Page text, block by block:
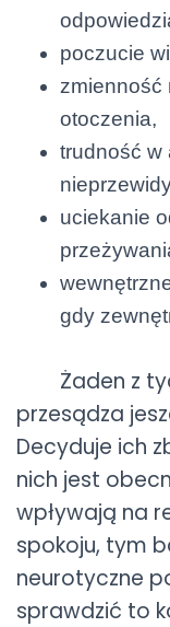
poczucie
zmienność
otoczenia,
trudność w
uciekanie
gdy
Żaden z
przesądza
Decyduje ich
nich jest
wpływają na
spokoju, tym
neurotyczne
sprawdzić to